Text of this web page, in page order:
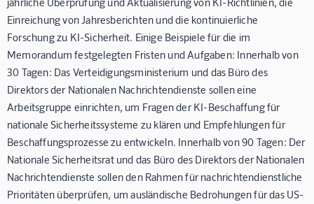
Einreichung von Jahresberichten und die kontinuierliche
Forschung zu KI-Sicherheit. Einige Beispiele für die im
Memorandum festgelegten Fristen und Aufgaben: Innerhalb von
30 Tagen: Das Verteidigungsministerium und das Büro des
Direktors der Nationalen Nachrichtendienste sollen eine
Arbeitsgruppe einrichten, um Fragen der KI-Beschaffung für
nationale Sicherheitssysteme zu klären und Empfehlungen für
Beschaffungsprozesse zu entwickeln. Innerhalb von 90 Tagen: Der
Nationale Sicherheitsrat und das Büro des Direktors der Nationalen
Nachrichtendienste sollen den Rahmen für nachrichtendienstliche
Prioritäten überprüfen, um ausländische Bedrohungen für das US-